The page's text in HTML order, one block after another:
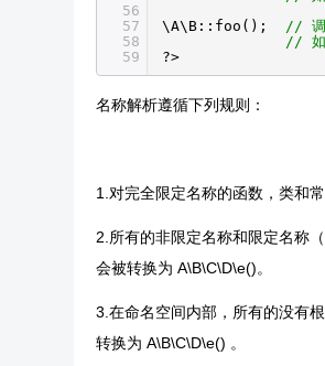
56
57
58
59
\A\B::foo(); // 调
// 如
?>
名称解析遵循下列规则：
1.对完全限定名称的函数，类和
2.所有的非限定名称和限定名称
会被转换为 A\B\C\D\e()。
3.在命名空间内部，所有的没有
转换为 A\B\C\D\e() 。